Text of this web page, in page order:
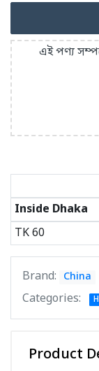
এই পণ্য
Inside Dhaka
TK60
Brand: China
Categories:
Product